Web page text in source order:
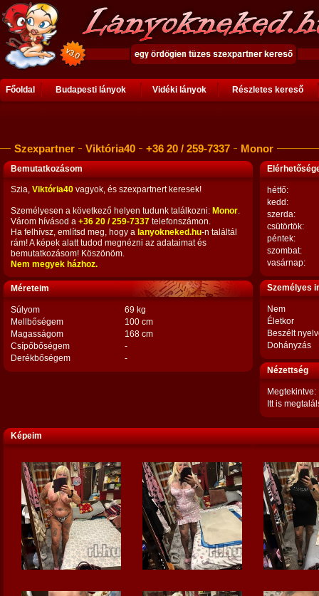
Főoldal Budapesti lányok Vidéki lányok Részletes kereső
Szexpartner Viktória40 +36 20 / 259-7337 Monor
Bemutatkozásom
Szia, Viktória40 vagyok, és szexpartnert keresek!
Személyesen a következő helyen tudunk találkozni: Monor.
Várom hívásod a +36 20 / 259-7337 telefonszámon.
Ha felhívsz, említsd meg, hogy a lanyokneked.hu-n találtál
rám! A képek alatt tudod megnézni az adataimat és
bemutatkozásom! Köszönöm.
Nem megyek házhoz.
Méreteim
Súlyom
69 kg
Mellbőségem
100 cm
Magasságom
168 cm
Csípőbőségem
-
Derékbőségem
-
hétfő:
kedd:
szerda:
csütörtök:
péntek:
szombat:
vasárnap:
Személyes
Nem
Életkor
Beszélt
Dohányzás
Nézettség
Megtekintve:
Itt is
Képeim